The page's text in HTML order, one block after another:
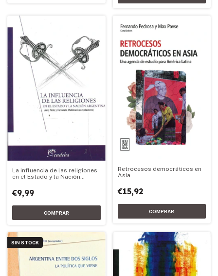
La influencia de las religiones
en el Estado y la Nación
€9,99
Retrocesos democráticos en
Asia
€15,92
SIN STOCK